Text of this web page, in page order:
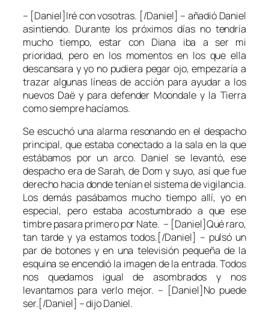
– [Daniel]Iré con vosotras. [/Daniel] – añadió Daniel
asintiendo. Durante los próximos días no tendría
mucho tiempo, estar con Diana iba a ser mi
prioridad, pero en los momentos en los que ella
descansara y yo no pudiera pegar ojo, empezaría a
trazar algunas líneas de acción para ayudar a los
nuevos Daë y para defender Moondale y la Tierra
como siempre hacíamos.
Se escuchó una alarma resonando en el despacho
principal, que estaba conectado a la sala en la que
estábamos por un arco. Daniel se levantó, ese
despacho era de Sarah, de Dom y suyo, así que fue
derecho hacia donde tenían el sistema de vigilancia.
Los demás pasábamos mucho tiempo allí, yo en
especial, pero estaba acostumbrado a que ese
timbre pasara primero por Nate. – [Daniel]Qué raro,
tan tarde y ya estamos todos.[/Daniel] – pulsó un
par de botones y en una televisión pequeña de la
esquina se encendió la imagen de la entrada. Todos
nos quedamos igual de asombrados y nos
levantamos para verlo mejor. – [Daniel]No puede
ser.[/Daniel] – dijo Daniel.